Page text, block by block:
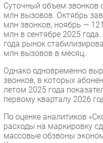
Суточный объем звонков
млн вызовов. Октябрь
млн звонков, ноябрь —
млн в сентябре 2025
года рынок
млн вызовов в месяц.
Однако одновременно
звонков, в которых
летом 2025 года
первому кварталу 2026
По оценке аналитиков
расходы на маркировку
массовые обзвоны